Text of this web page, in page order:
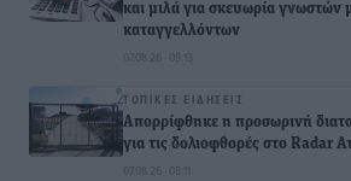
και μιλά για σκευωρία γνωστών
καταγγελλόντων
07.08.26 · 08:13
ΤΟΠΙΚΈΣ ΕΙΔΉΣΕΙΣ
Απορρίφθηκε η προσωρινή
για τις δολιοφθορές στο Radar
07.08.26 · 08:11